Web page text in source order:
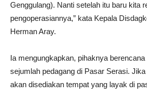
Genggulang). Nanti setelah itu baru kita
pengoperasiannya,” kata Kepala
Herman Aray.
Ia mengungkapkan, pihaknya
sejumlah pedagang di Pasar Serasi.
akan disediakan tempat yang layak di